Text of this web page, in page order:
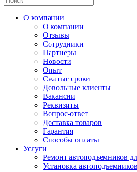
О компании
О компании
Отзывы
Сотрудники
Партнеры
Новости
Опыт
Сжатые сроки
Довольные клиенты
Вакансии
Реквизиты
Вопрос-ответ
Доставка товаров
Гарантия
Способы оплаты
Услуги
Ремонт автоподъемников
Установка автоподъемников